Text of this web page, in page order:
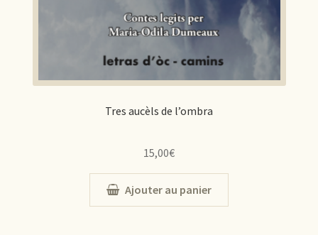
Tres aucèls de l’ombra
15,00€
Ajouter au panier